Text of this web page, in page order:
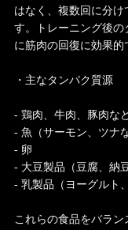
はなく、複数回に分
す。トレーニング後
に筋肉の回復に効果的
・主なタンパク質源
- 鶏肉、牛肉、豚肉な
- 魚（サーモン、ツナ
- 卵
- 大豆製品（豆腐、納豆
- 乳製品（ヨーグルト
これらの食品をバラ